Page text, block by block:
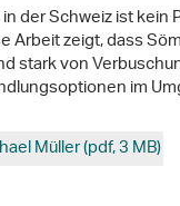
der Schweiz ist kein
Arbeit zeigt, dass
stark von
im
Müller (pdf, 3 MB)